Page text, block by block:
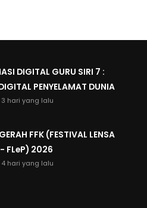
DIGITAL GURU SIRI 7 :
PENYELAMAT DUNIA
3 hari yang lalu
FFK (FESTIVAL LENSA
- FLeP) 2026
4 hari yang lalu